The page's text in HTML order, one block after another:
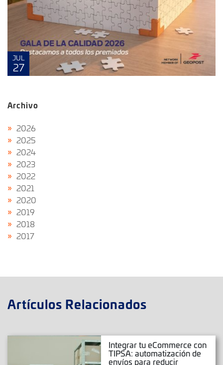
JUL
27
Archivo
2026
2025
2024
2023
2022
2021
2020
2019
2018
2017
Artículos Relacionados
Integrar tu eCommerce con
TIPSA: automatización de
envíos para reducir